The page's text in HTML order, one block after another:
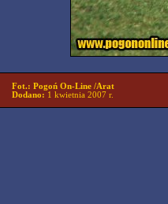
Fot.: Pogoń On-Line /Arat
Dodano: 1 kwietnia 2007 r.